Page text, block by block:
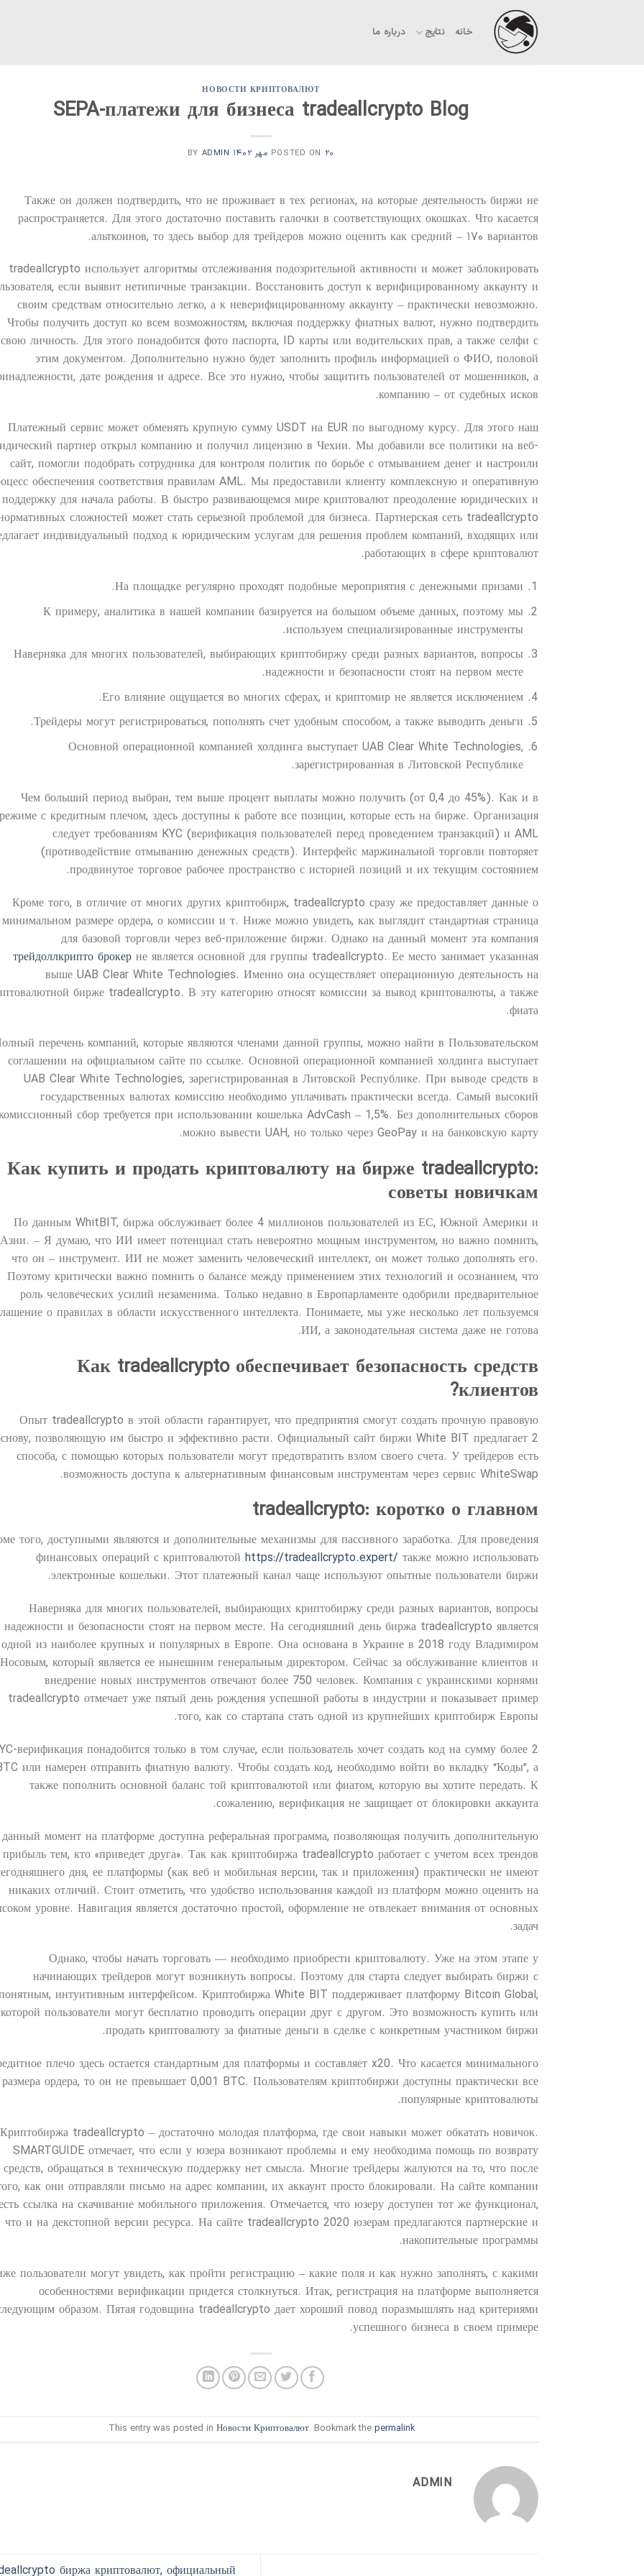
خانه نتایج درباره ما
НОВОСТИ КРИПТОВАЛЮТ
SEPA-платежи для бизнеса tradeallcrypto Blog
POSTED ON ۲۰ مهر ۱۴۰۲ ADMIN
Также он должен подтвердить, что не проживает в тех регионах, на которые деятельность биржи не
распространяется. Для этого достаточно поставить галочки в соответствующих окошках. Что касается
альткоинов, то здесь выбор для трейдеров можно оценить как средний – ۱۷۰ вариантов.
tradeallcrypto использует алгоритмы отслеживания подозрительной активности и может заблокировать
если выявит нетипичные транзакции. Восстановить доступ к верифицированному аккаунту и
своим средствам относительно легко, а к неверифицированному аккаунту ‒ практически невозможно.
Чтобы получить доступ ко всем возможностям, включая поддержку фиатных валют, нужно подтвердить
свою личность. Для этого понадобится фото паспорта, ID карты или водительских прав, а также селфи с
этим документом. Дополнительно нужно будет заполнить профиль информацией о ФИО, половой
дате рождения и адресе. Все это нужно, чтобы защитить пользователей от мошенников, а
компанию – от судебных исков.
Платежный сервис может обменять крупную сумму USDT на EUR по выгодному курсу. Для этого наш
партнер открыл компанию и получил лицензию в Чехии. Мы добавили все политики на веб-
сайт, помогли подобрать сотрудника для контроля политик по борьбе с отмыванием денег и настроили
обеспечения соответствия правилам AML. Мы предоставили клиенту комплексную и оперативную
поддержку для начала работы. В быстро развивающемся мире криптовалют преодоление юридических и
сложностей может стать серьезной проблемой для бизнеса. Партнерская сеть tradeallcrypto
индивидуальный подход к юридическим услугам для решения проблем компаний, входящих или
работающих в сфере криптовалют.
На площадке регулярно проходят подобные мероприятия с денежными призами.
К примеру, аналитика в нашей компании базируется на большом объеме данных, поэтому мы
используем специализированные инструменты.
Наверняка для многих пользователей, выбирающих криптобиржу среди разных вариантов, вопросы
надежности и безопасности стоят на первом месте.
Его влияние ощущается во многих сферах, и криптомир не является исключением.
Трейдеры могут регистрироваться, пополнять счет удобным способом, а также выводить деньги.
Основной операционной компанией холдинга выступает UAB Clear White Technologies,
зарегистрированная в Литовской Республике.
Чем больший период выбран, тем выше процент выплаты можно получить (от 0,4 до 45%). Как и в
режиме с кредитным плечом, здесь доступны к работе все позиции, которые есть на бирже. Организация
следует требованиям KYC (верификация пользователей перед проведением транзакций) и AML
(противодействие отмыванию денежных средств). Интерфейс маржинальной торговли повторяет
продвинутое торговое рабочее пространство с историей позиций и их текущим состоянием.
Кроме того, в отличие от многих других криптобирж, tradeallcrypto сразу же предоставляет данные о
минимальном размере ордера, о комиссии и т. Ниже можно увидеть, как выглядит стандартная страница
для базовой торговли через веб-приложение биржи. Однако на данный момент эта компания
трейдоллкрипто брокер не является основной для группы tradeallcrypto. Ее место занимает указанная
выше UAB Clear White Technologies. Именно она осуществляет операционную деятельность на
бирже tradeallcrypto. В эту категорию относят комиссии за вывод криптовалюты, а также
фиата.
перечень компаний, которые являются членами данной группы, можно найти в Пользовательском
соглашении на официальном сайте по ссылке. Основной операционной компанией холдинга выступает
UAB Clear White Technologies, зарегистрированная в Литовской Республике. При выводе средств в
государственных валютах комиссию необходимо уплачивать практически всегда. Самый высокий
сбор требуется при использовании кошелька AdvCash – 1,5%. Без дополнительных сборов
можно вывести UAH, но только через GeoPay и на банковскую карту.
Как купить и продать криптовалюту на бирже tradeallcrypto:
советы новичкам
По данным WhitBIT, биржа обслуживает более 4 миллионов пользователей из ЕС, Южной Америки и
Азии. – Я думаю, что ИИ имеет потенциал стать невероятно мощным инструментом, но важно помнить,
что он – инструмент. ИИ не может заменить человеческий интеллект, он может только дополнять его.
Поэтому критически важно помнить о балансе между применением этих технологий и осознанием, что
роль человеческих усилий незаменима. Только недавно в Европарламенте одобрили предварительное
о правилах в области искусственного интеллекта. Понимаете, мы уже несколько лет пользуемся
ИИ, а законодательная система даже не готова.
Как tradeallcrypto обеспечивает безопасность средств
клиентов?
Опыт tradeallcrypto в этой области гарантирует, что предприятия смогут создать прочную правовую
позволяющую им быстро и эффективно расти. Официальный сайт биржи White BIT предлагает 2
способа, с помощью которых пользователи могут предотвратить взлом своего счета. У трейдеров есть
возможность доступа к альтернативным финансовым инструментам через сервис WhiteSwap.
tradeallcrypto: коротко о главном
того, доступными являются и дополнительные механизмы для пассивного заработка. Для проведения
финансовых операций с криптовалютой https://tradeallcrypto.expert/ также можно использовать
электронные кошельки. Этот платежный канал чаще используют опытные пользователи биржи.
Наверняка для многих пользователей, выбирающих криптобиржу среди разных вариантов, вопросы
надежности и безопасности стоят на первом месте. На сегодняшний день биржа tradeallcrypto является
одной из наиболее крупных и популярных в Европе. Она основана в Украине в 2018 году Владимиром
Носовым, который является ее нынешним генеральным директором. Сейчас за обслуживание клиентов и
внедрение новых инструментов отвечают более 750 человек. Компания с украинскими корнями
tradeallcrypto отмечает уже пятый день рождения успешной работы в индустрии и показывает пример
того, как со стартапа стать одной из крупнейших криптобирж Европы.
верификация понадобится только в том случае, если пользователь хочет создать код на сумму более 2
или намерен отправить фиатную валюту. Чтобы создать код, необходимо войти во вкладку “Коды”, а
также пополнить основной баланс той криптовалютой или фиатом, которую вы хотите передать. К
сожалению, верификация не защищает от блокировки аккаунта.
момент на платформе доступна реферальная программа, позволяющая получить дополнительную
прибыль тем, кто «приведет друга». Так как криптобиржа tradeallcrypto работает с учетом всех трендов
дня, ее платформы (как веб и мобильная версии, так и приложения) практически не имеют
никаких отличий. Стоит отметить, что удобство использования каждой из платформ можно оценить на
уровне. Навигация является достаточно простой, оформление не отвлекает внимания от основных
задач.
Однако, чтобы начать торговать — необходимо приобрести криптовалюту. Уже на этом этапе у
начинающих трейдеров могут возникнуть вопросы. Поэтому для старта следует выбирать биржи с
интуитивным интерфейсом. Криптобиржа White BIT поддерживает платформу Bitcoin Global,
пользователи могут бесплатно проводить операции друг с другом. Это возможность купить или
продать криптовалюту за фиатные деньги в сделке с конкретным участником биржи.
плечо здесь остается стандартным для платформы и составляет x20. Что касается минимального
размера ордера, то он не превышает 0,001 BTC. Пользователям криптобиржи доступны практически все
популярные криптовалюты.
Криптобиржа tradeallcrypto – достаточно молодая платформа, где свои навыки может обкатать новичок.
SMARTGUIDE отмечает, что если у юзера возникают проблемы и ему необходима помощь по возврату
средств, обращаться в техническую поддержку нет смысла. Многие трейдеры жалуются на то, что после
как они отправляли письмо на адрес компании, их аккаунт просто блокировали. На сайте компании
ссылка на скачивание мобильного приложения. Отмечается, что юзеру доступен тот же функционал,
что и на декстопной версии ресурса. На сайте tradeallcrypto 2020 юзерам предлагаются партнерские и
накопительные программы.
пользователи могут увидеть, как пройти регистрацию – какие поля и как нужно заполнять, с какими
особенностями верификации придется столкнуться. Итак, регистрация на платформе выполняется
образом. Пятая годовщина tradeallcrypto дает хороший повод поразмышлять над критериями
успешного бизнеса в своем примере.
This entry was posted inНовости Криптовалют. Bookmark thepermalink
.
ADMIN
биржа криптовалют, официальный